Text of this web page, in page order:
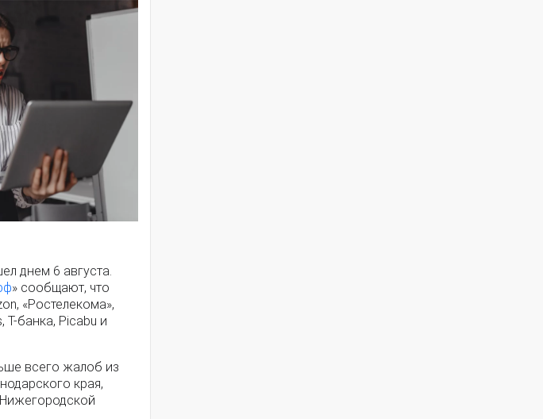
днем 6 августа.
» сообщают, что
«Ростелекома»,
Т-банка, Picabu и
всего жалоб из
края,